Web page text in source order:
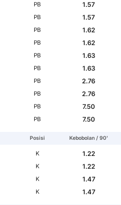
PB
1.57
PB
1.57
PB
1.62
PB
1.62
PB
1.63
PB
1.63
PB
2.76
PB
2.76
PB
7.50
PB 7.50
Posisi Kebobolan / 90'
K
1.22
K
1.22
K
1.47
K 1.47